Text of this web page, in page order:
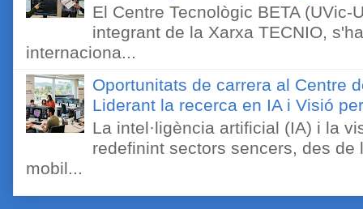
El Centre Tecnològic BETA (UVic-
integrant de la Xarxa TECNIO,
internaciona...
Oportunitats de carrera al Centre
Liderant la recerca en IA i Visió
La intel·ligència artificial (IA) i la
redefinint sectors sencers, des
mobil...